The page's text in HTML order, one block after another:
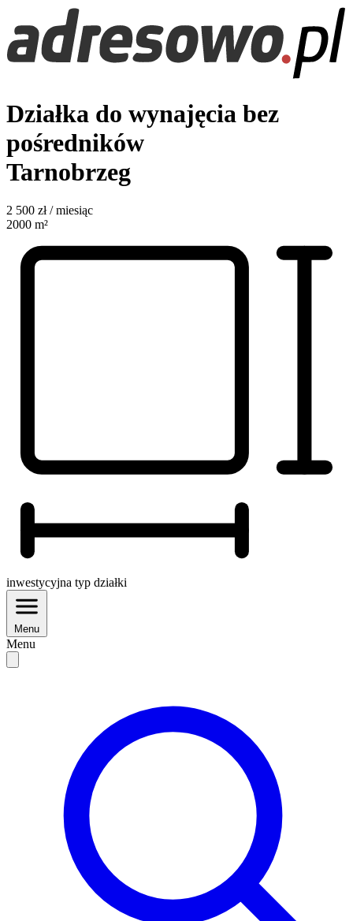
Działka do wynajęcia bez
pośredników
Tarnobrzeg
2 500 zł / miesiąc
2000 m²
inwestycyjna typ działki
Menu
Menu